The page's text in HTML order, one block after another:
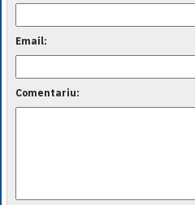
Email:
Comentariu: